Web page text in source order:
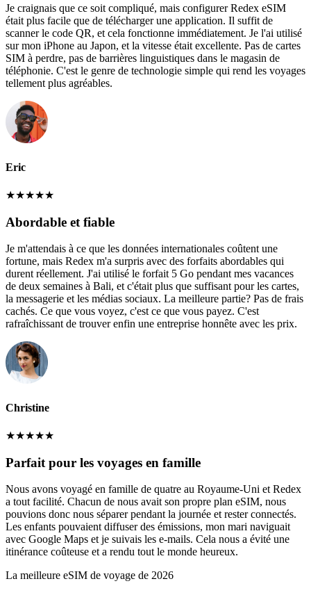
Je craignais que ce soit compliqué, mais configurer Redex eSIM
était plus facile que de télécharger une application. Il suffit de
scanner le code QR, et cela fonctionne immédiatement. Je l'ai utilisé
sur mon iPhone au Japon, et la vitesse était excellente. Pas de cartes
SIM à perdre, pas de barrières linguistiques dans le magasin de
téléphonie. C'est le genre de technologie simple qui rend les voyages
tellement plus agréables.
Eric
★★★★★
Abordable et fiable
Je m'attendais à ce que les données internationales coûtent une
fortune, mais Redex m'a surpris avec des forfaits abordables qui
durent réellement. J'ai utilisé le forfait 5 Go pendant mes vacances
de deux semaines à Bali, et c'était plus que suffisant pour les cartes,
la messagerie et les médias sociaux. La meilleure partie? Pas de frais
cachés. Ce que vous voyez, c'est ce que vous payez. C'est
rafraîchissant de trouver enfin une entreprise honnête avec les prix.
Christine
★★★★★
Parfait pour les voyages en famille
Nous avons voyagé en famille de quatre au Royaume-Uni et Redex
a tout facilité. Chacun de nous avait son propre plan eSIM, nous
pouvions donc nous séparer pendant la journée et rester connectés.
Les enfants pouvaient diffuser des émissions, mon mari naviguait
avec Google Maps et je suivais les e-mails. Cela nous a évité une
itinérance coûteuse et a rendu tout le monde heureux.
La meilleure eSIM de voyage de 2026